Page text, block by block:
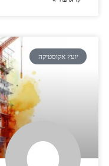
יועץ אקוסטיקה